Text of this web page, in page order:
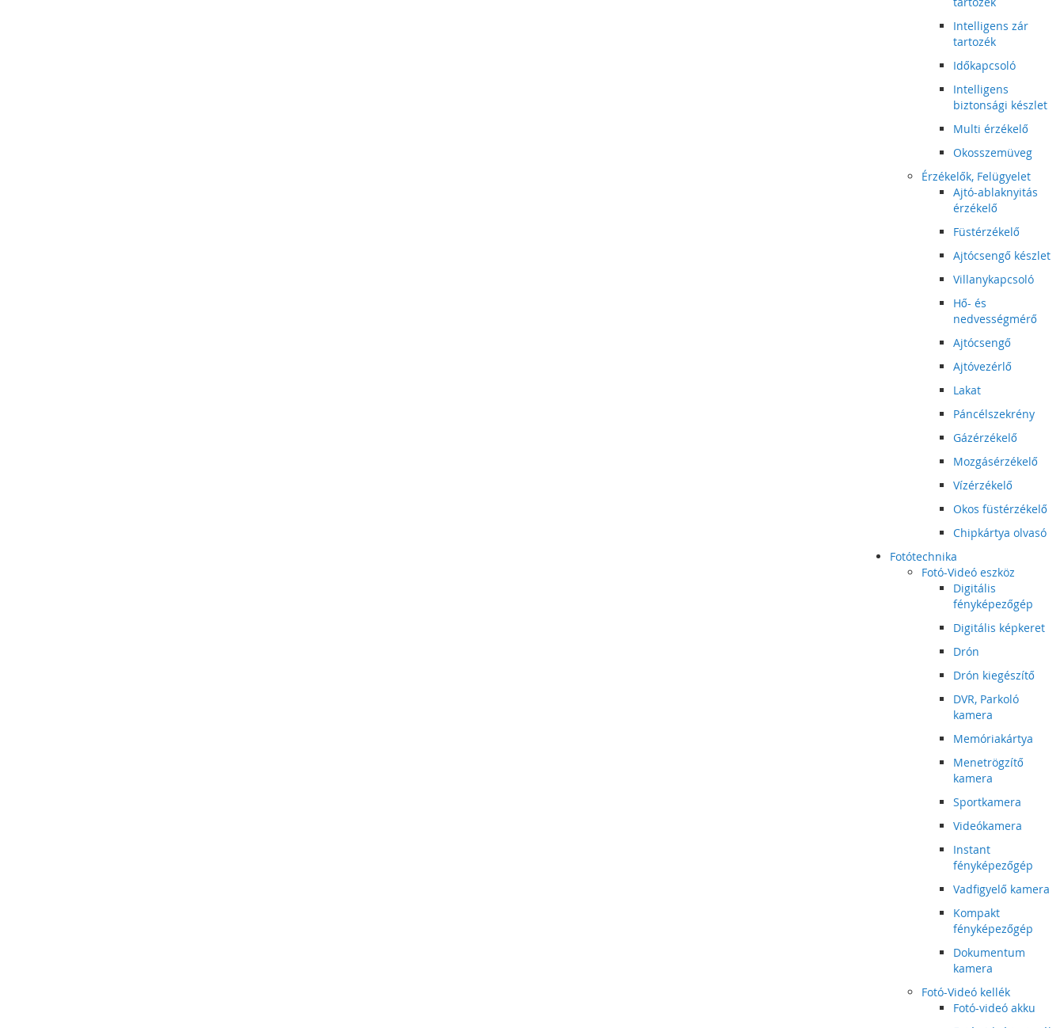
Intelligens zár
tartozék
Időkapcsoló
Intelligens
biztonsági készlet
Multi érzékelő
Okosszemüveg
Érzékelők, Felügyelet
Ajtó-ablaknyitás
érzékelő
Füstérzékelő
Ajtócsengő készlet
Villanykapcsoló
Hő- és
nedvességmérő
Ajtócsengő
Ajtóvezérlő
Lakat
Páncélszekrény
Gázérzékelő
Mozgásérzékelő
Vízérzékelő
Okos füstérzékelő
Chipkártya olvasó
Fotótechnika
Fotó-Videó eszköz
Digitális
fényképezőgép
Digitális képkeret
Drón
Drón kiegészítő
DVR, Parkoló
kamera
Memóriakártya
Menetrögzítő
kamera
Sportkamera
Videókamera
Instant
fényképezőgép
Vadfigyelő kamera
Kompakt
fényképezőgép
Dokumentum
kamera
Fotó-Videó kellék
Fotó-videó akku